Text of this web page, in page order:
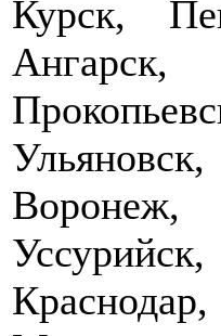
Курск,
Воронеж,